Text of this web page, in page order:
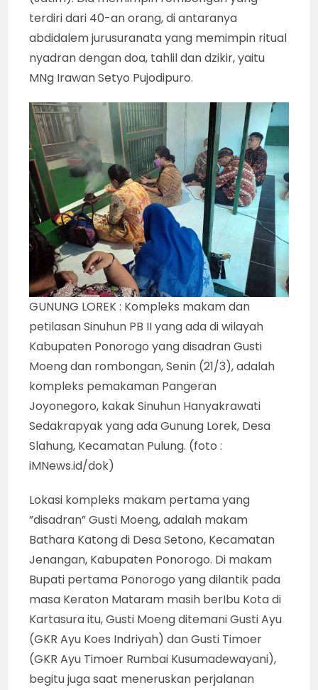
terdiri dari 40-an orang, di antaranya
abdidalem jurusuranata yang memimpin ritual
nyadran dengan doa, tahlil dan dzikir, yaitu
MNg Irawan Setyo Pujodipuro.
GUNUNG LOREK : Kompleks makam dan
petilasan Sinuhun PB II yang ada di wilayah
Kabupaten Ponorogo yang disadran Gusti
Moeng dan rombongan, Senin (21/3), adalah
kompleks pemakaman Pangeran
Joyonegoro, kakak Sinuhun Hanyakrawati
Sedakrapyak yang ada Gunung Lorek, Desa
Slahung, Kecamatan Pulung. (foto :
iMNews.id/dok)
Lokasi kompleks makam pertama yang
”disadran” Gusti Moeng, adalah makam
Bathara Katong di Desa Setono, Kecamatan
Jenangan, Kabupaten Ponorogo. Di makam
Bupati pertama Ponorogo yang dilantik pada
masa Keraton Mataram masih berIbu Kota di
Kartasura itu, Gusti Moeng ditemani Gusti Ayu
(GKR Ayu Koes Indriyah) dan Gusti Timoer
(GKR Ayu Timoer Rumbai Kusumadewayani),
begitu juga saat meneruskan perjalanan